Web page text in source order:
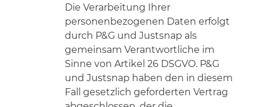
Die Verarbeitung Ihrer
personenbezogenen Daten erfolgt
durch P&G und Justsnap als
gemeinsam Verantwortliche im
Sinne von Artikel 26 DSGVO. P&G
und Justsnap haben den in diesem
Fall gesetzlich geforderten Vertrag